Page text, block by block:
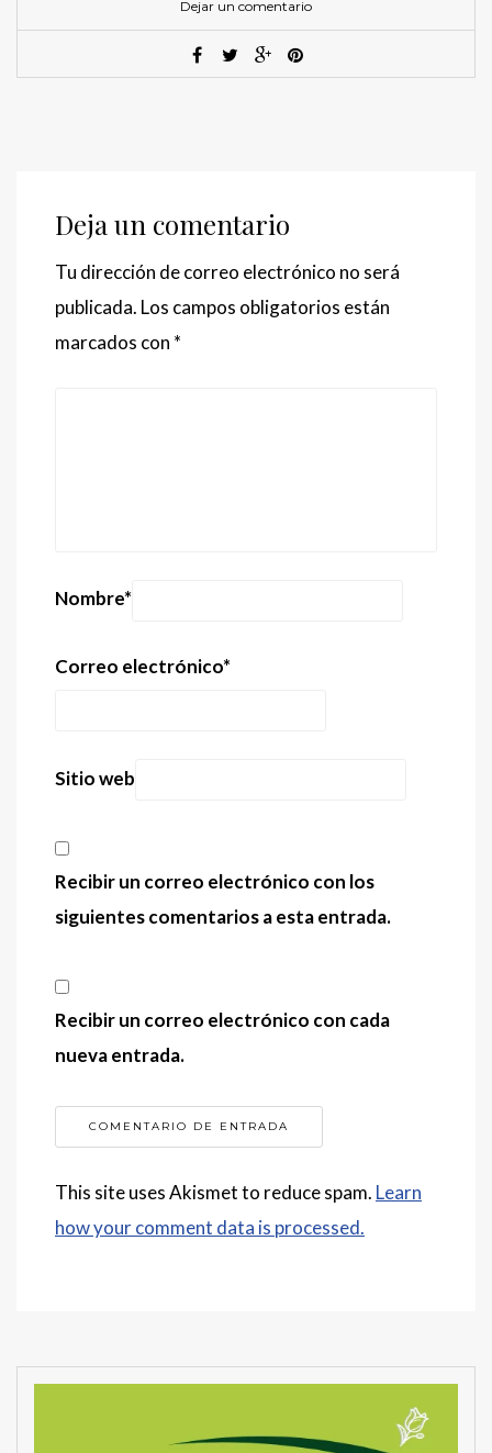
Dejar un comentario
Deja un comentario
Tu dirección de correo electrónico no será
publicada. Los campos obligatorios están
marcados con *
Nombre*
Correo electrónico*
Sitio web
Recibir un correo electrónico con los
siguientes comentarios a esta entrada.
Recibir un correo electrónico con cada
nueva entrada.
This site uses Akismet to reduce spam. Learn
how your comment data is processed.